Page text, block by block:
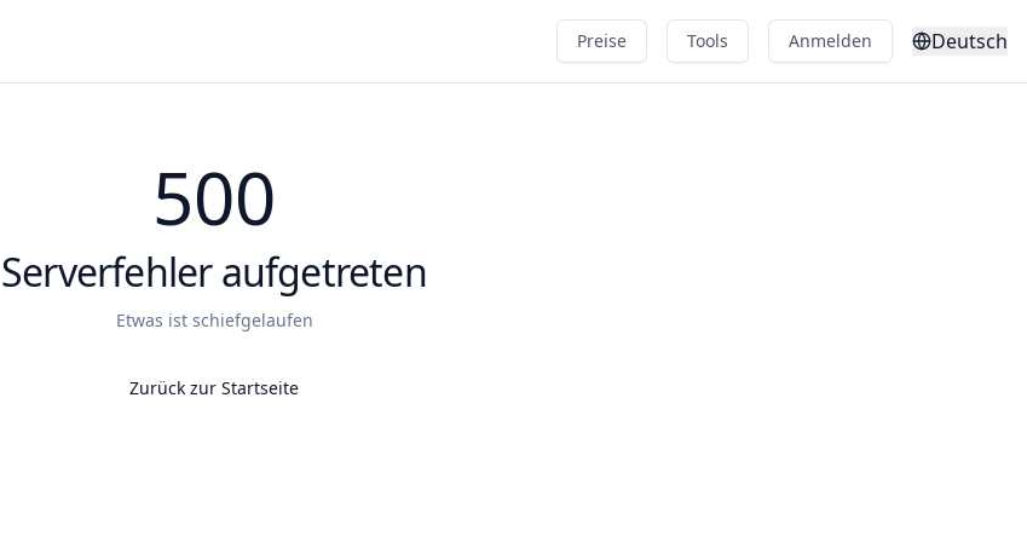
Preise Tools Anmelden Deutsch
500
Serverfehler aufgetreten
Etwas ist schiefgelaufen
Zurück zur Startseite